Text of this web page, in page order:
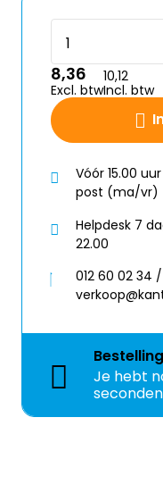
8,36
Excl. btw
10,12
Incl. btw
Vóór 15.00
post (ma/vr)
Helpdesk 7
22.00
012 60 02 34 /
Bestelling
Je hebt